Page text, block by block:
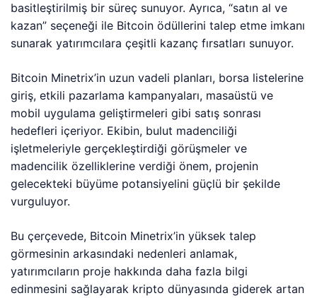
basitleştirilmiş bir süreç sunuyor. Ayrıca, “satın al ve
kazan” seçeneği ile Bitcoin ödüllerini talep etme imkanı
sunarak yatırımcılara çeşitli kazanç fırsatları sunuyor.
Bitcoin Minetrix’in uzun vadeli planları, borsa listelerine
giriş, etkili pazarlama kampanyaları, masaüstü ve
mobil uygulama geliştirmeleri gibi satış sonrası
hedefleri içeriyor. Ekibin, bulut madenciliği
işletmeleriyle gerçekleştirdiği görüşmeler ve
madencilik özelliklerine verdiği önem, projenin
gelecekteki büyüme potansiyelini güçlü bir şekilde
vurguluyor.
Bu çerçevede, Bitcoin Minetrix’in yüksek talep
görmesinin arkasındaki nedenleri anlamak,
yatırımcıların proje hakkında daha fazla bilgi
edinmesini sağlayarak kripto dünyasında giderek artan